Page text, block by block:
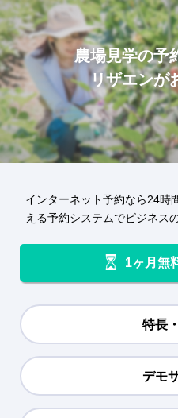
農場見学の予
リザエンが
インターネット予約なら24時
える予約システムでビジネス
1ヶ月無
特長
デモ